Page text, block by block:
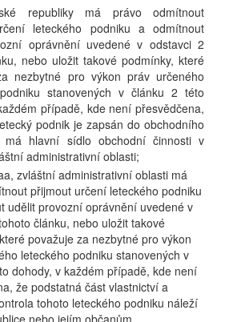
republiky má právo odmítnout
leteckého podniku a odmítnout
oprávnění uvedené v odstavci 2
nebo uložit takové podmínky, které
nezbytné pro výkon práv určeného
stanovených v článku 2 této
případě, kde není přesvědčena,
podnik je zapsán do obchodního
má hlavní sídlo obchodní činnosti v
administrativní oblasti;
zvláštní administrativní oblasti má
přijmout určení leteckého podniku
udělit provozní oprávnění uvedené v
článku, nebo uložit takové
považuje za nezbytné pro výkon
leteckého podniku stanovených v
dohody, v každém případě, kde není
že podstatná část vlastnictví a
tohoto leteckého podniku náleží
nebo jejím občanům.